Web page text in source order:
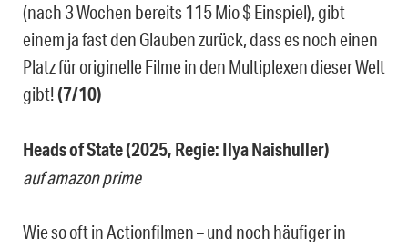
(nach 3 Wochen bereits 115 Mio $ Einspiel), gibt
einem ja fast den Glauben zurück, dass es noch einen
Platz für originelle Filme in den Multiplexen dieser Welt
gibt!(7/10)
Heads of State (2025, Regie: Ilya Naishuller)
auf amazon prime
Wie so oft in Actionfilmen – und noch häufiger in